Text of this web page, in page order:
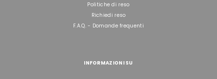
Politiche di reso
Richiedi reso
F.A.Q. - Domande frequenti
INFORMAZIONI SU